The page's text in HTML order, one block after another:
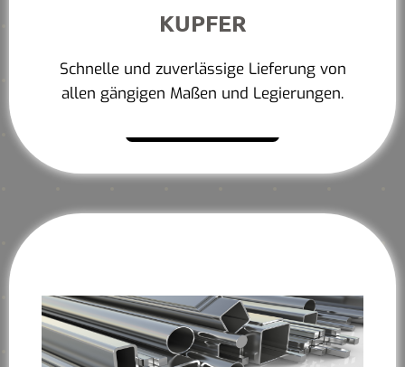
KUPFER
Schnelle und zuverlässige Lieferung von
allen gängigen Maßen und Legierungen.